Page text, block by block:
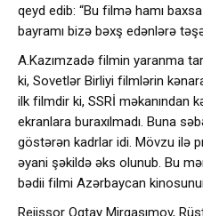
qeyd edib: “Bu filmə hamı
bayramı bizə bəxş edənlərə
A.Kazımzadə filmin yaranma
ki, Sovetlər Birliyi filmlərin
ilk filmdir ki, SSRİ məkanından
ekranlara buraxılmadı. Buna
göstərən kadrlar idi. Mövzu ilə
əyani şəkildə əks olunub. Bu
bədii filmi Azərbaycan
Rejissor Oqtay Mirqasımov,